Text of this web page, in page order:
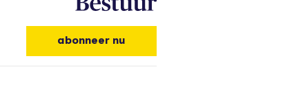
abonneer nu